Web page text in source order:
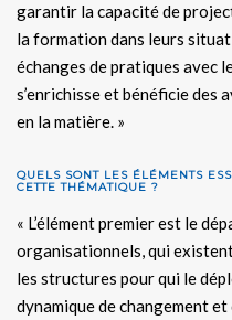
garantir la capacité de
la formation dans leurs
échanges de pratiques avec
s’enrichisse et bénéficie des
en la matière. »
QUELS SONT LES ÉLÉMENTS
CETTE THÉMATIQUE ?
« L’élément premier est le
organisationnels, qui
les structures pour qui le
dynamique de changement